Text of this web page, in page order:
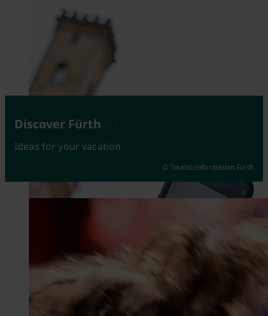
Attractions
Fürth at its best
© Johannes Heuckeroth
Guided City Tours
Guided walking tours of the Cloverleaf City
© Kerstin Nussbächer
Discover Fürth
Ideas for your vacation
© Tourist-Information Fürth